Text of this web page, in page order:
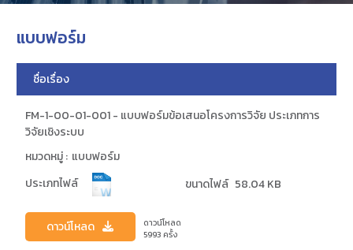
แบบฟอร์ม
ชื่อเรื่อง
FM-1-00-01-001 - แบบฟอร์มข้อเสนอโครงการวิจัย ประเภทการ
วิจัยเชิงระบบ
หมวดหมู่ : แบบฟอร์ม
ประเภทไฟล์
ขนาดไฟล์ 58.04 KB
ดาวน์โหลด
ดาวน์โหลด
5993ครั้ง